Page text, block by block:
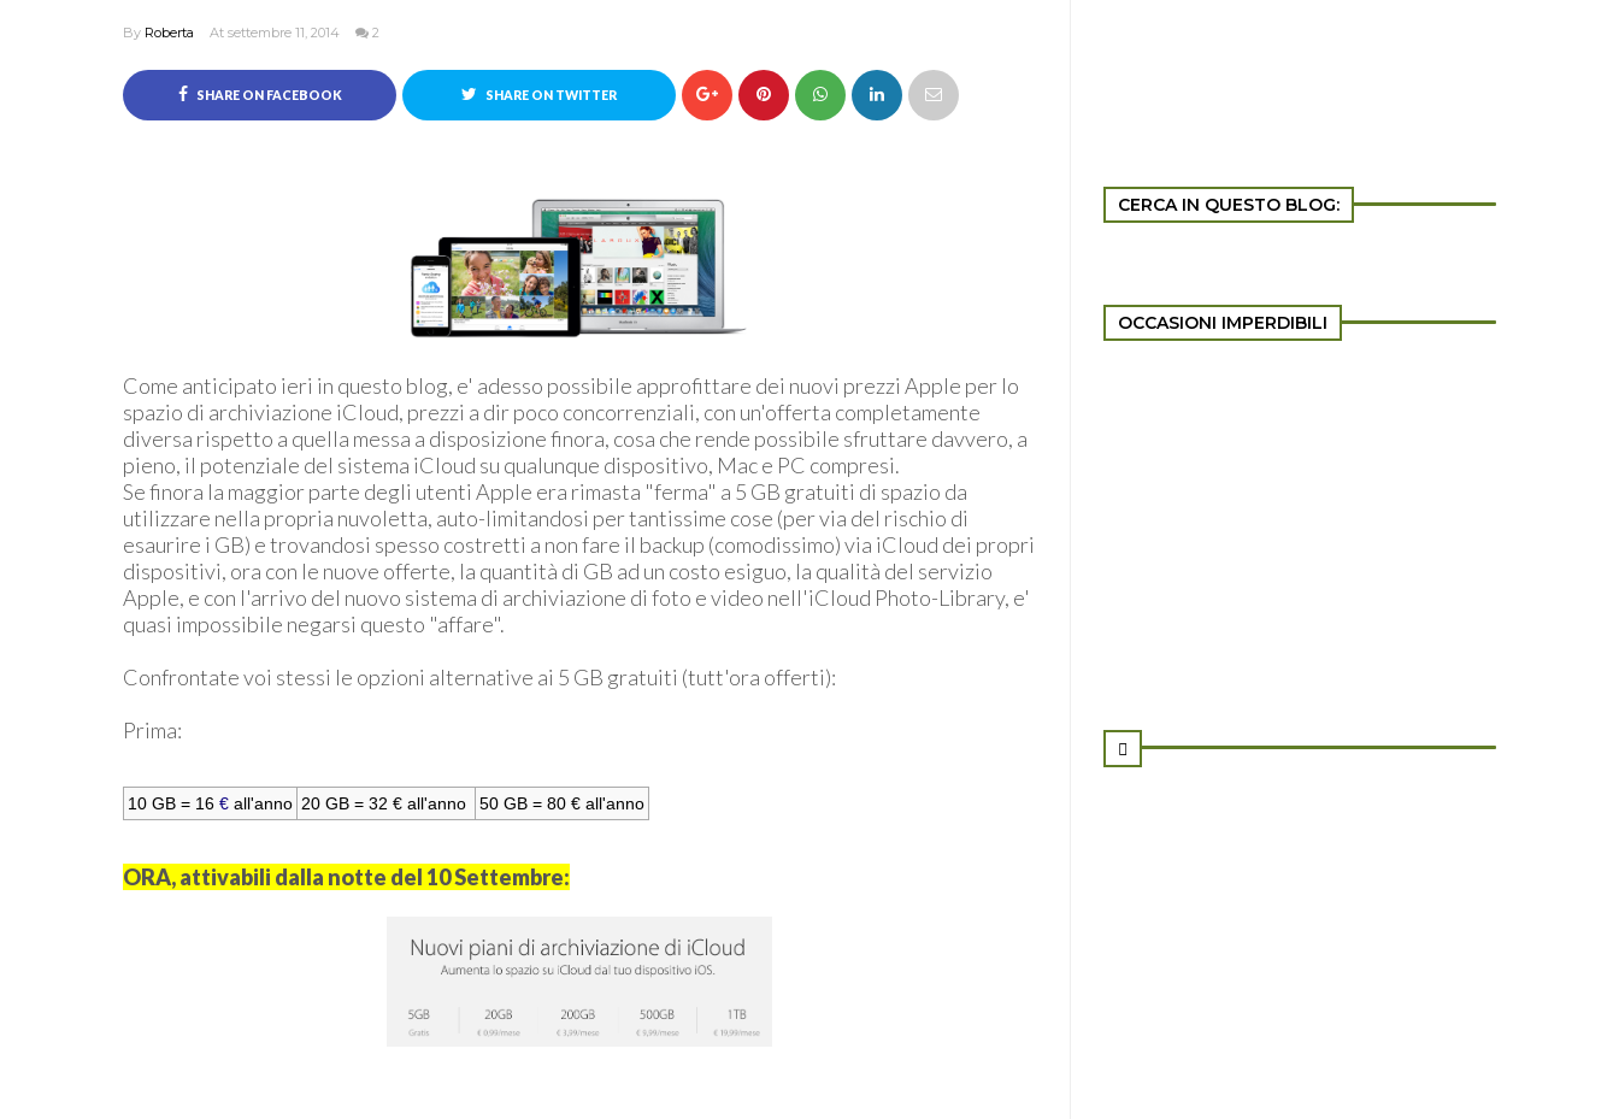
By Roberta At settembre 11, 2014 2
SHARE ON FACEBOOK SHARE ON TWITTER
Come anticipato ieri in questo blog, e' adesso possibile approfittare dei nuovi prezzi Apple per lo
spazio di archiviazione iCloud, prezzi a dir poco concorrenziali, con un'offerta completamente
diversa rispetto a quella messa a disposizione finora, cosa che rende possibile sfruttare davvero, a
pieno, il potenziale del sistema iCloud su qualunque dispositivo, Mac e PC compresi.
Se finora la maggior parte degli utenti Apple era rimasta "ferma" a 5 GB gratuiti di spazio da
utilizzare nella propria nuvoletta, auto-limitandosi per tantissime cose (per via del rischio di
esaurire i GB) e trovandosi spesso costretti a non fare il backup (comodissimo) via iCloud dei propri
dispositivi, ora con le nuove offerte, la quantità di GB ad un costo esiguo, la qualità del servizio
Apple, e con l'arrivo del nuovo sistema di archiviazione di foto e video nell'iCloud Photo-Library, e'
quasi impossibile negarsi questo "affare".
Confrontate voi stessi le opzioni alternative ai 5 GB gratuiti (tutt'ora offerti):
Prima:
10 GB = 16€ all'anno 20 GB = 32 € all'anno 50 GB = 80 € all'anno
ORA, attivabili dalla notte del 10 Settembre:
CERCA IN QUESTO BLOG:
OCCASIONI IMPERDIBILI
